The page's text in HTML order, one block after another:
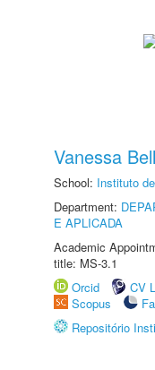
Vanessa
School: Instituto
Department:
E APLICADA
Academic
title: MS-3.1
Orcid
CV
Scopus
Repositório